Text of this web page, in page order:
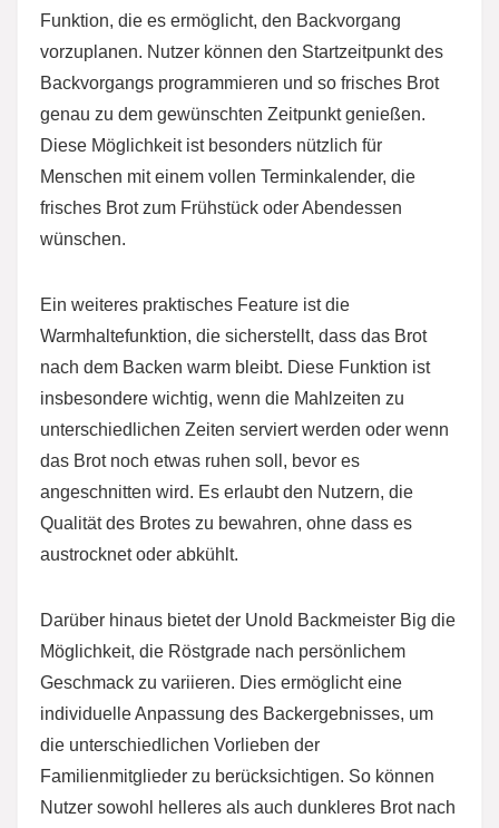
Funktion, die es ermöglicht, den Backvorgang
vorzuplanen. Nutzer können den Startzeitpunkt des
Backvorgangs programmieren und so frisches Brot
genau zu dem gewünschten Zeitpunkt genießen.
Diese Möglichkeit ist besonders nützlich für
Menschen mit einem vollen Terminkalender, die
frisches Brot zum Frühstück oder Abendessen
wünschen.
Ein weiteres praktisches Feature ist die
Warmhaltefunktion, die sicherstellt, dass das Brot
nach dem Backen warm bleibt. Diese Funktion ist
insbesondere wichtig, wenn die Mahlzeiten zu
unterschiedlichen Zeiten serviert werden oder wenn
das Brot noch etwas ruhen soll, bevor es
angeschnitten wird. Es erlaubt den Nutzern, die
Qualität des Brotes zu bewahren, ohne dass es
austrocknet oder abkühlt.
Darüber hinaus bietet der Unold Backmeister Big die
Möglichkeit, die Röstgrade nach persönlichem
Geschmack zu variieren. Dies ermöglicht eine
individuelle Anpassung des Backergebnisses, um
die unterschiedlichen Vorlieben der
Familienmitglieder zu berücksichtigen. So können
Nutzer sowohl helleres als auch dunkleres Brot nach